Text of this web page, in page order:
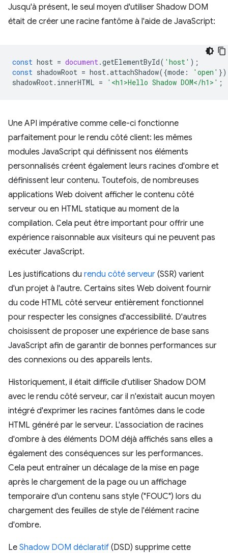
Jusqu'à présent, le seul moyen d'utiliser Shadow DOM
était de créer une racine fantôme à l'aide de JavaScript:
const host = document.getElementById( 'host' );
const shadowRoot = host.attachShadow({mode : 'open'
shadowRoot. innerHTML = '<h1>Hello Shadow DOM</h1>' ;
Une API impérative comme celle-ci fonctionne
parfaitement pour le rendu côté client: les mêmes
modules JavaScript qui définissent nos éléments
personnalisés créent également leurs racines d'ombre et
définissent leur contenu. Toutefois, de nombreuses
applications Web doivent afficher le contenu côté
serveur ou en HTML statique au moment de la
compilation. Cela peut être important pour offrir une
expérience raisonnable aux visiteurs qui ne peuvent pas
exécuter JavaScript.
Les justifications du rendu côté serveur (SSR) varient
d'un projet à l'autre. Certains sites Web doivent fournir
du code HTML côté serveur entièrement fonctionnel
pour respecter les consignes d'accessibilité. D'autres
choisissent de proposer une expérience de base sans
JavaScript afin de garantir de bonnes performances sur
des connexions ou des appareils lents.
Historiquement, il était difficile d'utiliser Shadow DOM
avec le rendu côté serveur, car il n'existait aucun moyen
intégré d'exprimer les racines fantômes dans le code
HTML généré par le serveur. L'association de racines
d'ombre à des éléments DOM déjà affichés sans elles a
également des conséquences sur les performances.
Cela peut entraîner un décalage de la mise en page
après le chargement de la page ou un affichage
temporaire d'un contenu sans style ("FOUC") lors du
chargement des feuilles de style de l'élément racine
d'ombre.
Le Shadow DOM déclaratif (DSD) supprime cette